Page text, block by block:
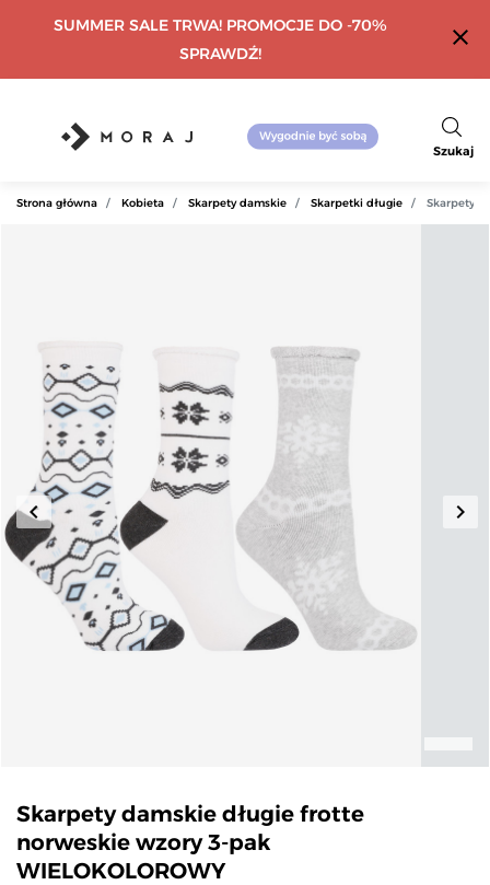
SUMMER SALE TRWA! PROMOCJE DO -70%
SPRAWDŹ!
close
Szukaj
Strona główna Kobieta Skarpety damskie Skarpetki długie Skarpety
Poprzedni
keyboard_arrow_left keyboard_arrow_right
Skarpety damskie długie frotte
norweskie wzory 3-pak
WIELOKOLOROWY